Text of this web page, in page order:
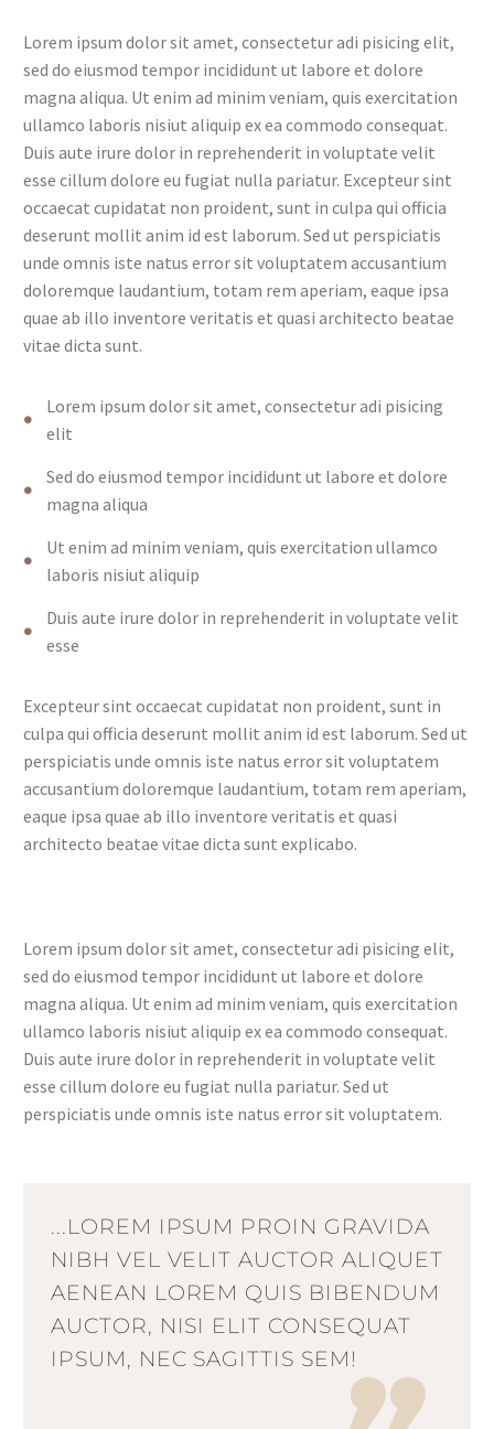
Lorem ipsum dolor sit amet, consectetur adi pisicing elit,
sed do eiusmod tempor incididunt ut labore et dolore
magna aliqua. Ut enim ad minim veniam, quis exercitation
ullamco laboris nisiut aliquip ex ea commodo consequat.
Duis aute irure dolor in reprehenderit in voluptate velit
esse cillum dolore eu fugiat nulla pariatur. Excepteur sint
occaecat cupidatat non proident, sunt in culpa qui officia
deserunt mollit anim id est laborum. Sed ut perspiciatis
unde omnis iste natus error sit voluptatem accusantium
doloremque laudantium, totam rem aperiam, eaque ipsa
quae ab illo inventore veritatis et quasi architecto beatae
vitae dicta sunt.
Lorem ipsum dolor sit amet, consectetur adi pisicing
elit
Sed do eiusmod tempor incididunt ut labore et dolore
magna aliqua
Ut enim ad minim veniam, quis exercitation ullamco
laboris nisiut aliquip
Duis aute irure dolor in reprehenderit in voluptate velit
esse
Excepteur sint occaecat cupidatat non proident, sunt in
culpa qui officia deserunt mollit anim id est laborum. Sed ut
perspiciatis unde omnis iste natus error sit voluptatem
accusantium doloremque laudantium, totam rem aperiam,
eaque ipsa quae ab illo inventore veritatis et quasi
architecto beatae vitae dicta sunt explicabo.
Lorem ipsum dolor sit amet, consectetur adi pisicing elit,
sed do eiusmod tempor incididunt ut labore et dolore
magna aliqua. Ut enim ad minim veniam, quis exercitation
ullamco laboris nisiut aliquip ex ea commodo consequat.
Duis aute irure dolor in reprehenderit in voluptate velit
esse cillum dolore eu fugiat nulla pariatur. Sed ut
perspiciatis unde omnis iste natus error sit voluptatem.
...LOREM IPSUM PROIN GRAVIDA
NIBH VEL VELIT AUCTOR ALIQUET
AENEAN LOREM QUIS BIBENDUM
AUCTOR, NISI ELIT CONSEQUAT
IPSUM, NEC SAGITTIS SEM!